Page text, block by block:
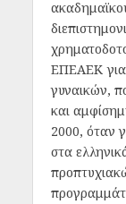
ΕΠΕΑΕΚ για
γυναικών,
και
2000, όταν
στα